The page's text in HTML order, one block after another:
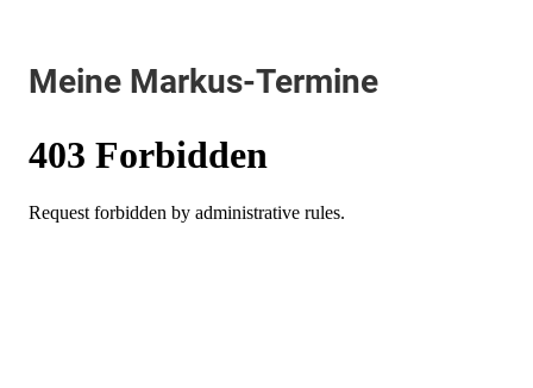
Meine Markus-Termine